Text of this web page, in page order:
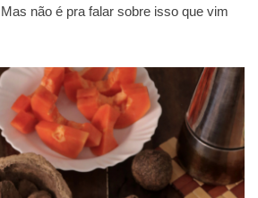
não é pra falar sobre isso que vim